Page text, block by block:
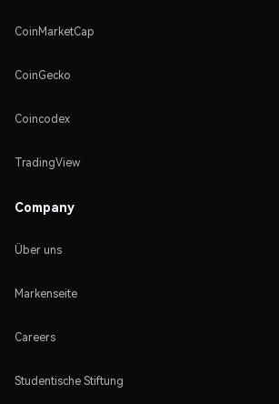
CoinMarketCap
CoinGecko
Coincodex
TradingView
Company
Über uns
Markenseite
Careers
Studentische Stiftung